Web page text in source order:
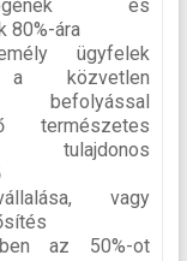
és
80%-ára
ügyfelek
közvetlen
befolyással
természetes
tulajdonos
vagy
az 50%-ot